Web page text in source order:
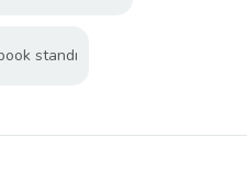
standı